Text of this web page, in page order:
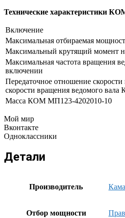
Технические характеристики
Включение
Максимальная отбираемая
Максимальный крутящий момент
Максимальная частота вращения
включении
Передаточное отношение
скорости вращения ведомого
Масса КОМ МП123-4202010-10
Мой мир
Вконтакте
Одноклассники
Детали
Производитель
Отбор мощности